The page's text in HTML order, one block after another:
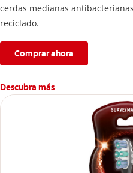
cerdas medianas
reciclado.
Comprar ahora
Descubra más